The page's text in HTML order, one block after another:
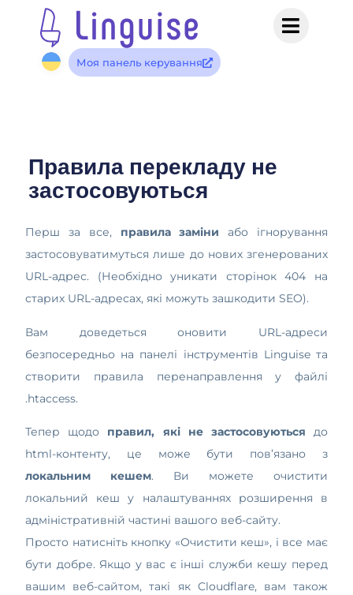
Моя панель керування
Правила перекладу не
застосовуються
Перш за все, правила заміни або ігнорування
застосовуватимуться лише до нових згенерованих
URL-адрес. (Необхідно уникати сторінок 404 на
старих URL-адресах, які можуть зашкодити SEO).
Вам доведеться оновити URL-адреси
безпосередньо на панелі інструментів Linguise та
створити правила перенаправлення у файлі
.htaccess.
Тепер щодо правил, які не застосовуються до
html-контенту, це може бути пов’язано з
локальним кешем. Ви можете очистити
локальний кеш у налаштуваннях розширення в
адміністративній частині вашого веб-сайту.
Просто натисніть кнопку «Очистити кеш», і все має
бути добре. Якщо у вас є інші служби кешу перед
вашим веб-сайтом, такі як Cloudflare, вам також